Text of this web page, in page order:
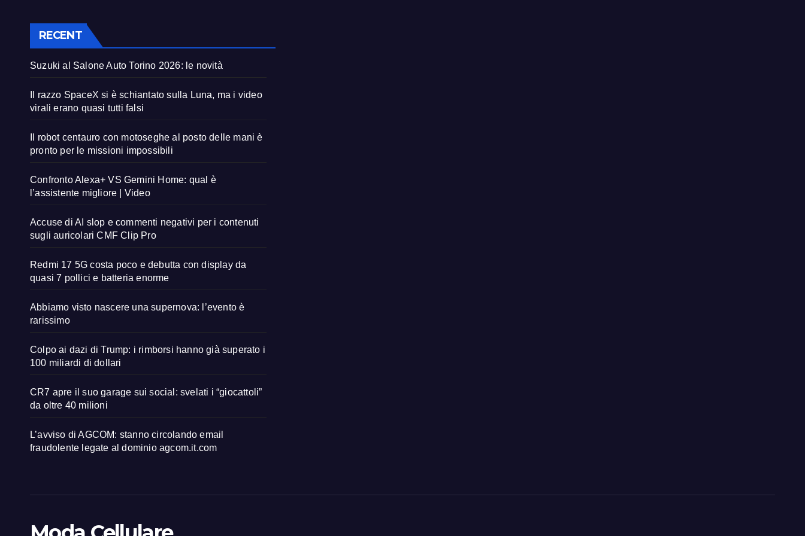
RECENT
Suzuki al Salone Auto Torino 2026: le novità
Il razzo SpaceX si è schiantato sulla Luna, ma i video
virali erano quasi tutti falsi
Il robot centauro con motoseghe al posto delle mani è
pronto per le missioni impossibili
Confronto Alexa+ VS Gemini Home: qual è
l’assistente migliore | Video
Accuse di AI slop e commenti negativi per i contenuti
sugli auricolari CMF Clip Pro
Redmi 17 5G costa poco e debutta con display da
quasi 7 pollici e batteria enorme
Abbiamo visto nascere una supernova: l’evento è
rarissimo
Colpo ai dazi di Trump: i rimborsi hanno già superato i
100 miliardi di dollari
CR7 apre il suo garage sui social: svelati i “giocattoli”
da oltre 40 milioni
L’avviso di AGCOM: stanno circolando email
fraudolente legate al dominio agcom.it.com